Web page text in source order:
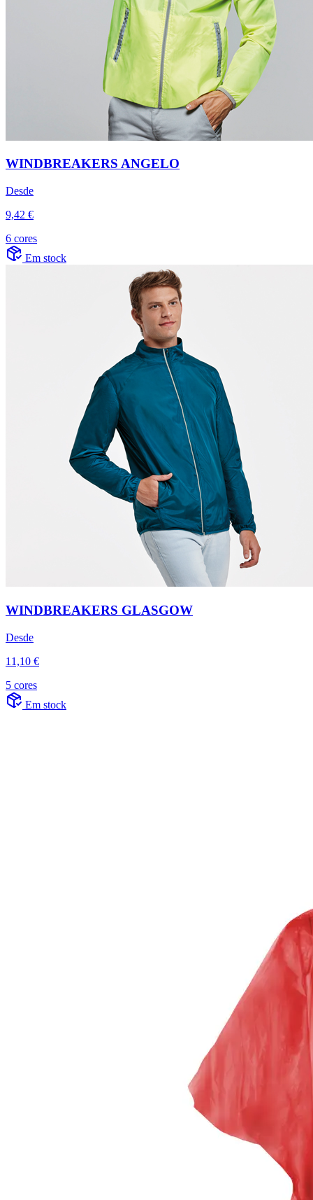
WINDBREAKERS ANGELO
Desde
9,42 €
6 cores
Em stock
WINDBREAKERS GLASGOW
Desde
11,10 €
5 cores
Em stock